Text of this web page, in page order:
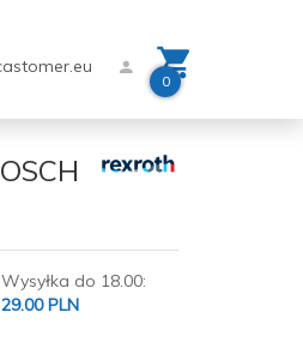
0
Wysyłka do 18.00:
29.00 PLN